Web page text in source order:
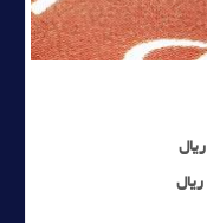
ریال
ریال